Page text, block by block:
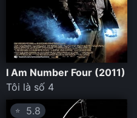
I Am Number Four (2011)
Tôi là số 4
⭐ 5.8